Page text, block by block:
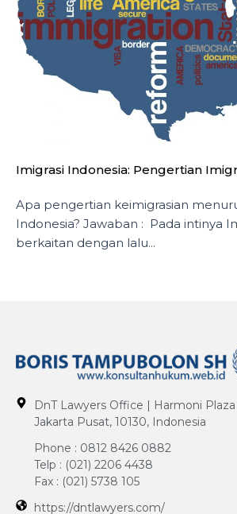
Imigrasi Indonesia: Pengertian
Apa pengertian keimigrasian
Indonesia? Jawaban : Pada intinya
berkaitan dengan lalu...
DnT Lawyers Office | Harmoni Plaza
Jakarta Pusat, 10130, Indonesia
Phone : 0812 8426 0882
Telp : (021) 2206 4438
Fax : (021) 5738 105
https://dntlawyers.com/